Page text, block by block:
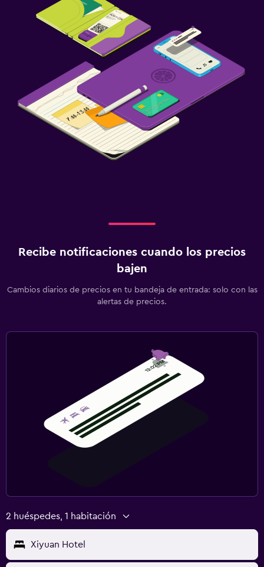
Recibe notificaciones cuando los precios
bajen
Cambios diarios de precios en tu bandeja de entrada: solo con las
alertas de precios.
2 huéspedes, 1 habitación
Xiyuan Hotel